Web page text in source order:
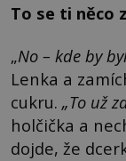
To se ti něco
„No – kde by
Lenka a
cukru. „To už
holčička a
dojde, že